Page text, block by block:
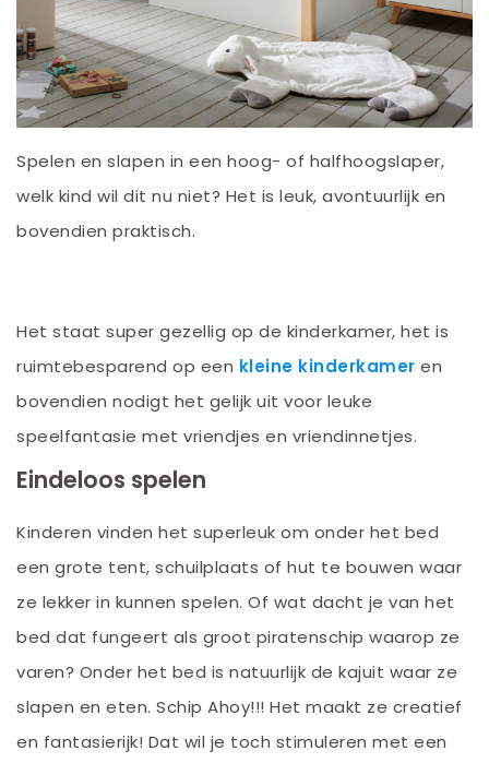
Spelen en slapen in een hoog- of halfhoogslaper,
welk kind wil dit nu niet? Het is leuk, avontuurlijk en
bovendien praktisch.
Het staat super gezellig op de kinderkamer, het is
ruimtebesparend op een kleine kinderkamer en
bovendien nodigt het gelijk uit voor leuke
speelfantasie met vriendjes en vriendinnetjes.
Eindeloos spelen
Kinderen vinden het superleuk om onder het bed
een grote tent, schuilplaats of hut te bouwen waar
ze lekker in kunnen spelen. Of wat dacht je van het
bed dat fungeert als groot piratenschip waarop ze
varen? Onder het bed is natuurlijk de kajuit waar ze
slapen en eten. Schip Ahoy!!! Het maakt ze creatief
en fantasierijk! Dat wil je toch stimuleren met een